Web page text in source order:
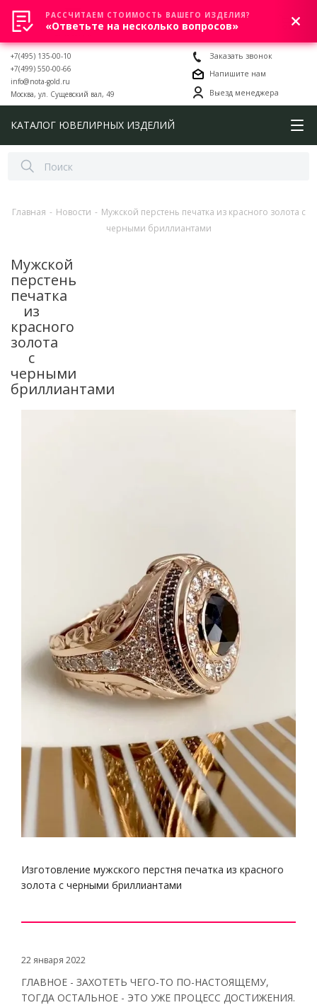
0
+7(495) 135-00-10
+7(499) 550-00-66
info@nota-gold.ru
Москва, ул. Сущевский вал, 49
Заказать звонок
Напишите нам
Выезд менеджера
КАТАЛОГ ЮВЕЛИРНЫХ ИЗДЕЛИЙ
Главная - Новости - Мужской перстень печатка из красного золота с
черными бриллиантами
Мужской
перстень
печатка
из
красного
золота
с
черными
бриллиантами
Изготовление мужского перстня печатка из красного
золота с черными бриллиантами
22 января 2022
ГЛАВНОЕ - ЗАХОТЕТЬ ЧЕГО-ТО ПО-НАСТОЯЩЕМУ,
ТОГДА ОСТАЛЬНОЕ - ЭТО УЖЕ ПРОЦЕСС ДОСТИЖЕНИЯ.
РАССЧИТАЕМ СТОИМОСТЬ ВАШЕГО ИЗДЕЛИЯ?
«Ответьте на несколько вопросов»